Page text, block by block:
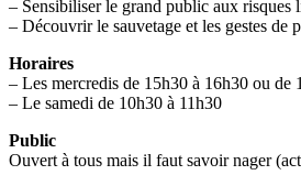
– Sensibiliser le grand public aux risques
– Découvrir le sauvetage et les gestes de
Horaires
– Les mercredis de 15h30 à 16h30 ou de
– Le samedi de 10h30 à 11h30
Public
Ouvert à tous mais il faut savoir nager